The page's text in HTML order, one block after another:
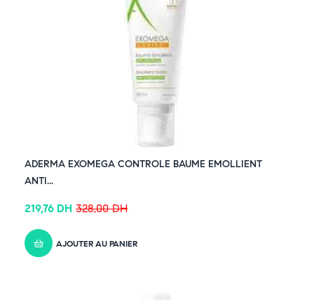
ADERMA EXOMEGA CONTROLE BAUME EMOLLIENT
ANTI...
328,00DH
219,76 DH
AJOUTER AU PANIER